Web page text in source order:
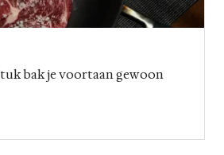
bak je voortaan gewoon